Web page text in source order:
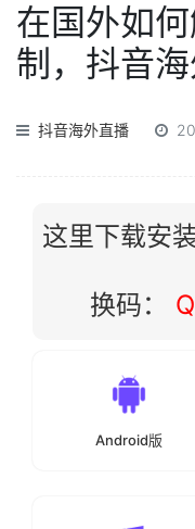
在国外如
制，抖音
抖音海外直播
这里下载安
换码：
Android版